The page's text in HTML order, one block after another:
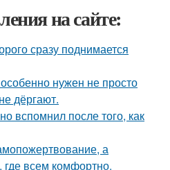
на сайте:
сразу поднимается
нужен не просто
дёргают.
вспомнил после того, как
а
всем комфортно.